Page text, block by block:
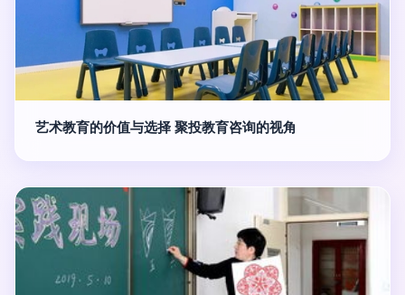
艺术教育的价值与选择 聚投教育咨询的视角